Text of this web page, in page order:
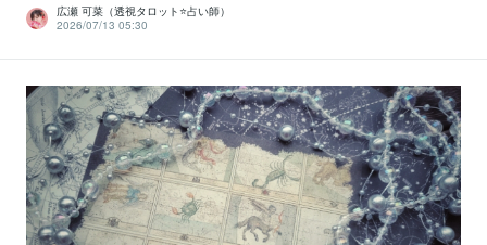
広瀬 可菜（透視タロット⭐占い師）
2026/07/13 05:30